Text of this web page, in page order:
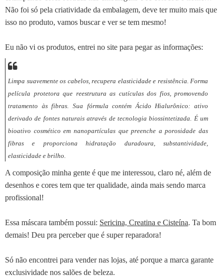
Não foi só pela criatividade da embalagem, deve ter muito mais que
isso no produto, vamos buscar e ver se tem mesmo!
Eu não vi os produtos, entrei no site para pegar as informações:
Limpa suavemente os cabelos, recupera elasticidade e resistência . Forma
película protetora que reestrutura as cutículas dos fios, promovendo
tratamento às fibras. Sua fórmula contém Ácido Hialurônico : ativo
derivado de fontes naturais através de tecnologia biossintetizada. É um
bioativo cosmético em nanopartículas que preenche a porosidade das
fibras e proporciona hidratação duradoura, substantividade,
elasticidade e brilho.
A composição minha gente é que me interessou, claro né, além de
desenhos e cores tem que ter qualidade, ainda mais sendo marca
profissional!
Essa máscara também possui: Sericina, Creatina e Cisteína. Ta bom
demais! Deu pra perceber que é super reparadora!
Só não encontrei para vender nas lojas, até porque a marca garante
exclusividade nos salões de beleza.